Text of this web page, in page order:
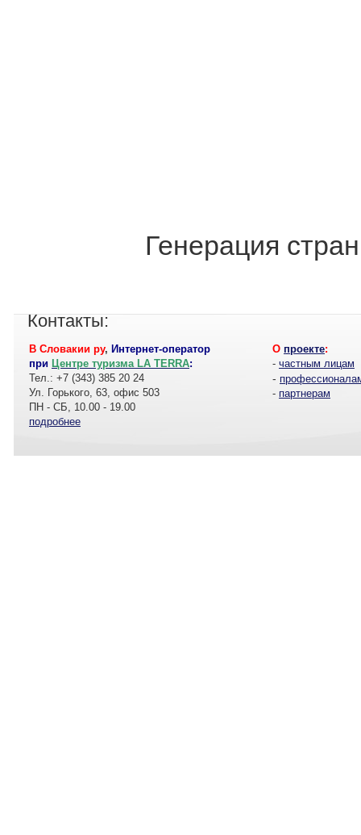
Генерация
Контакты:
В Словакии ру, Интернет-оператор
при Центре туризма LA TERRA:
Тел.: +7 (343) 385 20 24
Ул. Горького, 63, офис 503
ПН - СБ, 10.00 - 19.00
подробнее
О проекте:
- частным лицам
-
- партнерам